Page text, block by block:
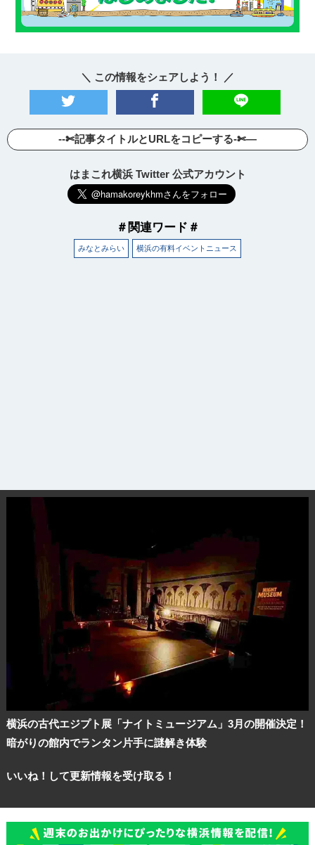
＼ この情報をシェアしよう！ ／
--✄記事タイトルとURLをコピーする-✄—
はまこれ横浜 Twitter 公式アカウント
＃関連ワード＃
みなとみらい 横浜の有料イベントニュース
横浜の古代エジプト展「ナイトミュージアム」3月の開催決定！
暗がりの館内でランタン片手に謎解き体験
いいね！して更新情報を受け取る！